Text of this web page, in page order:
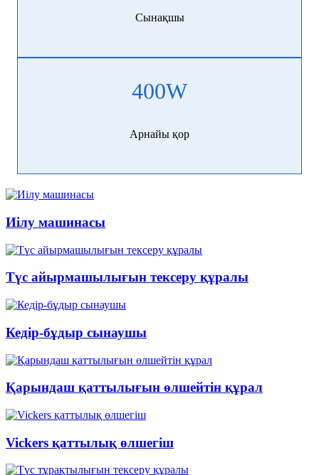
Сынақшы
400W
Арнайы қор
Иілу машинасы
Түс айырмашылығын тексеру құралы
Кедір-бұдыр сынаушы
Қарындаш қаттылығын өлшейтін құрал
Vickers қаттылық өлшегіш